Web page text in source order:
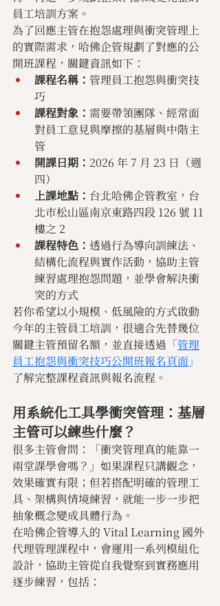
員工培訓方案。
為了回應主管在抱怨處理與衝突管理上
的實際需求，哈佛企管規劃了對應的公
開班課程，關鍵資訊如下：
課程名稱： 管理員工抱怨與衝突技
巧
課程對象： 需要帶領團隊、經常面
對員工意見與摩擦的基層與中階主
管
開課日期： 2026 年 7 月 23 日（週
四）
上課地點： 台北哈佛企管教室，台
北市松山區南京東路四段 126 號 11
樓之 2
課程特色： 透過行為導向訓練法、
結構化流程與實作活動，協助主管
練習處理抱怨問題，並學會解決衝
突的方式
若你希望以小規模、低風險的方式啟動
今年的主管員工培訓，很適合先替幾位
關鍵主管預留名額，並直接透過 「管理
員工抱怨與衝突技巧公開班報名頁面 」
了解完整課程資訊與報名流程。
用系統化工具學衝突管理：基層
主管可以練些什麼？
很多主管會問：「衝突管理真的能靠一
兩堂課學會嗎？」如果課程只講觀念，
效果確實有限；但若搭配明確的管理工
具、架構與情境練習，就能一步一步把
抽象概念變成具體行為。
在哈佛企管導入的 Vital Learning 國外
代理管理課程中，會運用一系列模組化
設計，協助主管從自我覺察到實務應用
逐步練習，包括：